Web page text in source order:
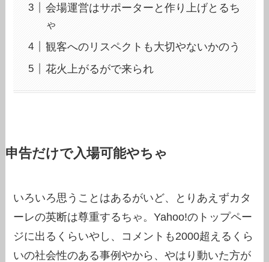
会場運営はサポーターと作り上げとるち
ゃ
観客へのリスペクトも大切やないかのう
花火上がるがで来られ
申告だけで入場可能やちゃ
いろいろ思うことはあるがいど、とりあえずカタ
ーレの英断は尊重するちゃ。Yahoo!のトップペー
ジに出るくらいやし、コメントも2000超えるくら
いの社会性のある事例やから、やはり動いた方が